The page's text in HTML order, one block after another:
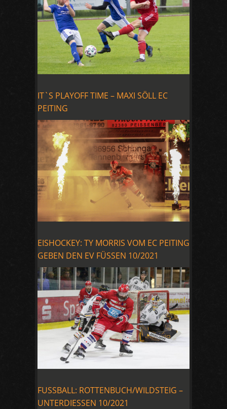
IT`S PLAYOFF TIME – MAXI SÖLL EC
PEITING
EISHOCKEY: TY MORRIS VOM EC PEITING
GEBEN DEN EV FÜSSEN 10/2021
FUSSBALL: ROTTENBUCH/WILDSTEIG –
UNTERDIESSEN 10/2021